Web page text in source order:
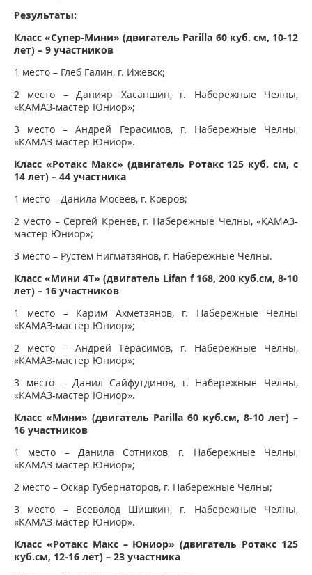
Результаты:
Класс «Супер-Мини» (двигатель Parilla 60 куб. см, 10-12
лет) – 9 участников
1 место – Глеб Галин, г. Ижевск;
2 место – Данияр Хасаншин, г. Набережные Челны,
«КАМАЗ-мастер Юниор»;
3 место – Андрей Герасимов, г. Набережные Челны,
«КАМАЗ-мастер Юниор».
Класс «Ротакс Макс» (двигатель Ротакс 125 куб. см, с
14 лет) – 44 участника
1 место – Данила Мосеев, г. Ковров;
2 место – Сергей Кренев, г. Набережные Челны, «КАМАЗ-
мастер Юниор»;
3 место – Рустем Нигматзянов, г. Набережные Челны.
Класс «Мини 4Т» (двигатель Lifan f 168, 200 куб.см, 8-10
лет) – 16 участников
1 место – Карим Ахметзянов, г. Набережные Челны
«КАМАЗ-мастер Юниор»;
2 место – Андрей Герасимов, г. Набережные Челны,
«КАМАЗ-мастер Юниор»;
3 место – Данил Сайфутдинов, г. Набережные Челны,
«КАМАЗ-мастер Юниор».
Класс «Мини» (двигатель Parilla 60 куб.см, 8-10 лет) –
16 участников
1 место – Данила Сотников, г. Набережные Челны,
«КАМАЗ-мастер Юниор»;
2 место – Оскар Губернаторов, г. Набережные Челны;
3 место – Всеволод Шишкин, г. Набережные Челны,
«КАМАЗ-мастер Юниор».
Класс «Ротакс Макс – Юниор» (двигатель Ротакс 125
куб.см, 12-16 лет) – 23 участника